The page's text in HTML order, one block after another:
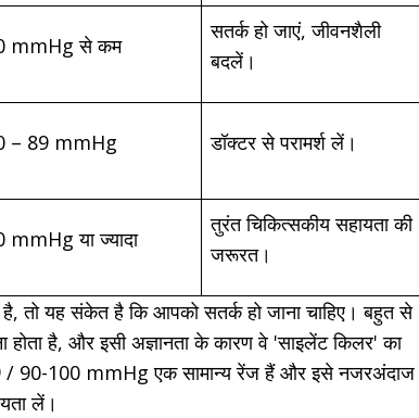
mmHg से कम
सतर्क हो जाएं, जीवनशैली
बदलें।
– 89 mmHg डॉक्टर से परामर्श लें।
mmHg या ज्यादा
तुरंत चिकित्सकीय सहायता की
जरूरत।
तो यह संकेत है कि आपको सतर्क हो जाना चाहिए। बहुत से
होता है, और इसी अज्ञानता के कारण वे 'साइलेंट किलर' का
/ 90-100 mmHg एक सामान्य रेंज हैं और इसे नजरअंदाज
लें।